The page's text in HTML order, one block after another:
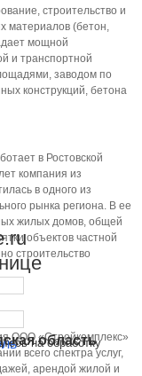
область
строительство и
материалов (бетон,
мощной
и транспортной
заводом по
конструкций, бетона
в Ростовской
компания из
в одного из
рынка региона. В ее
жилых домов, общей
объектов частной
строительство
ООО «Стройкомплекс»
всего спектра услуг,
арендой жилой и
на обработку